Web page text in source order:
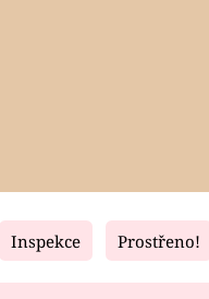
Fresh
Inspekce Prostřeno!